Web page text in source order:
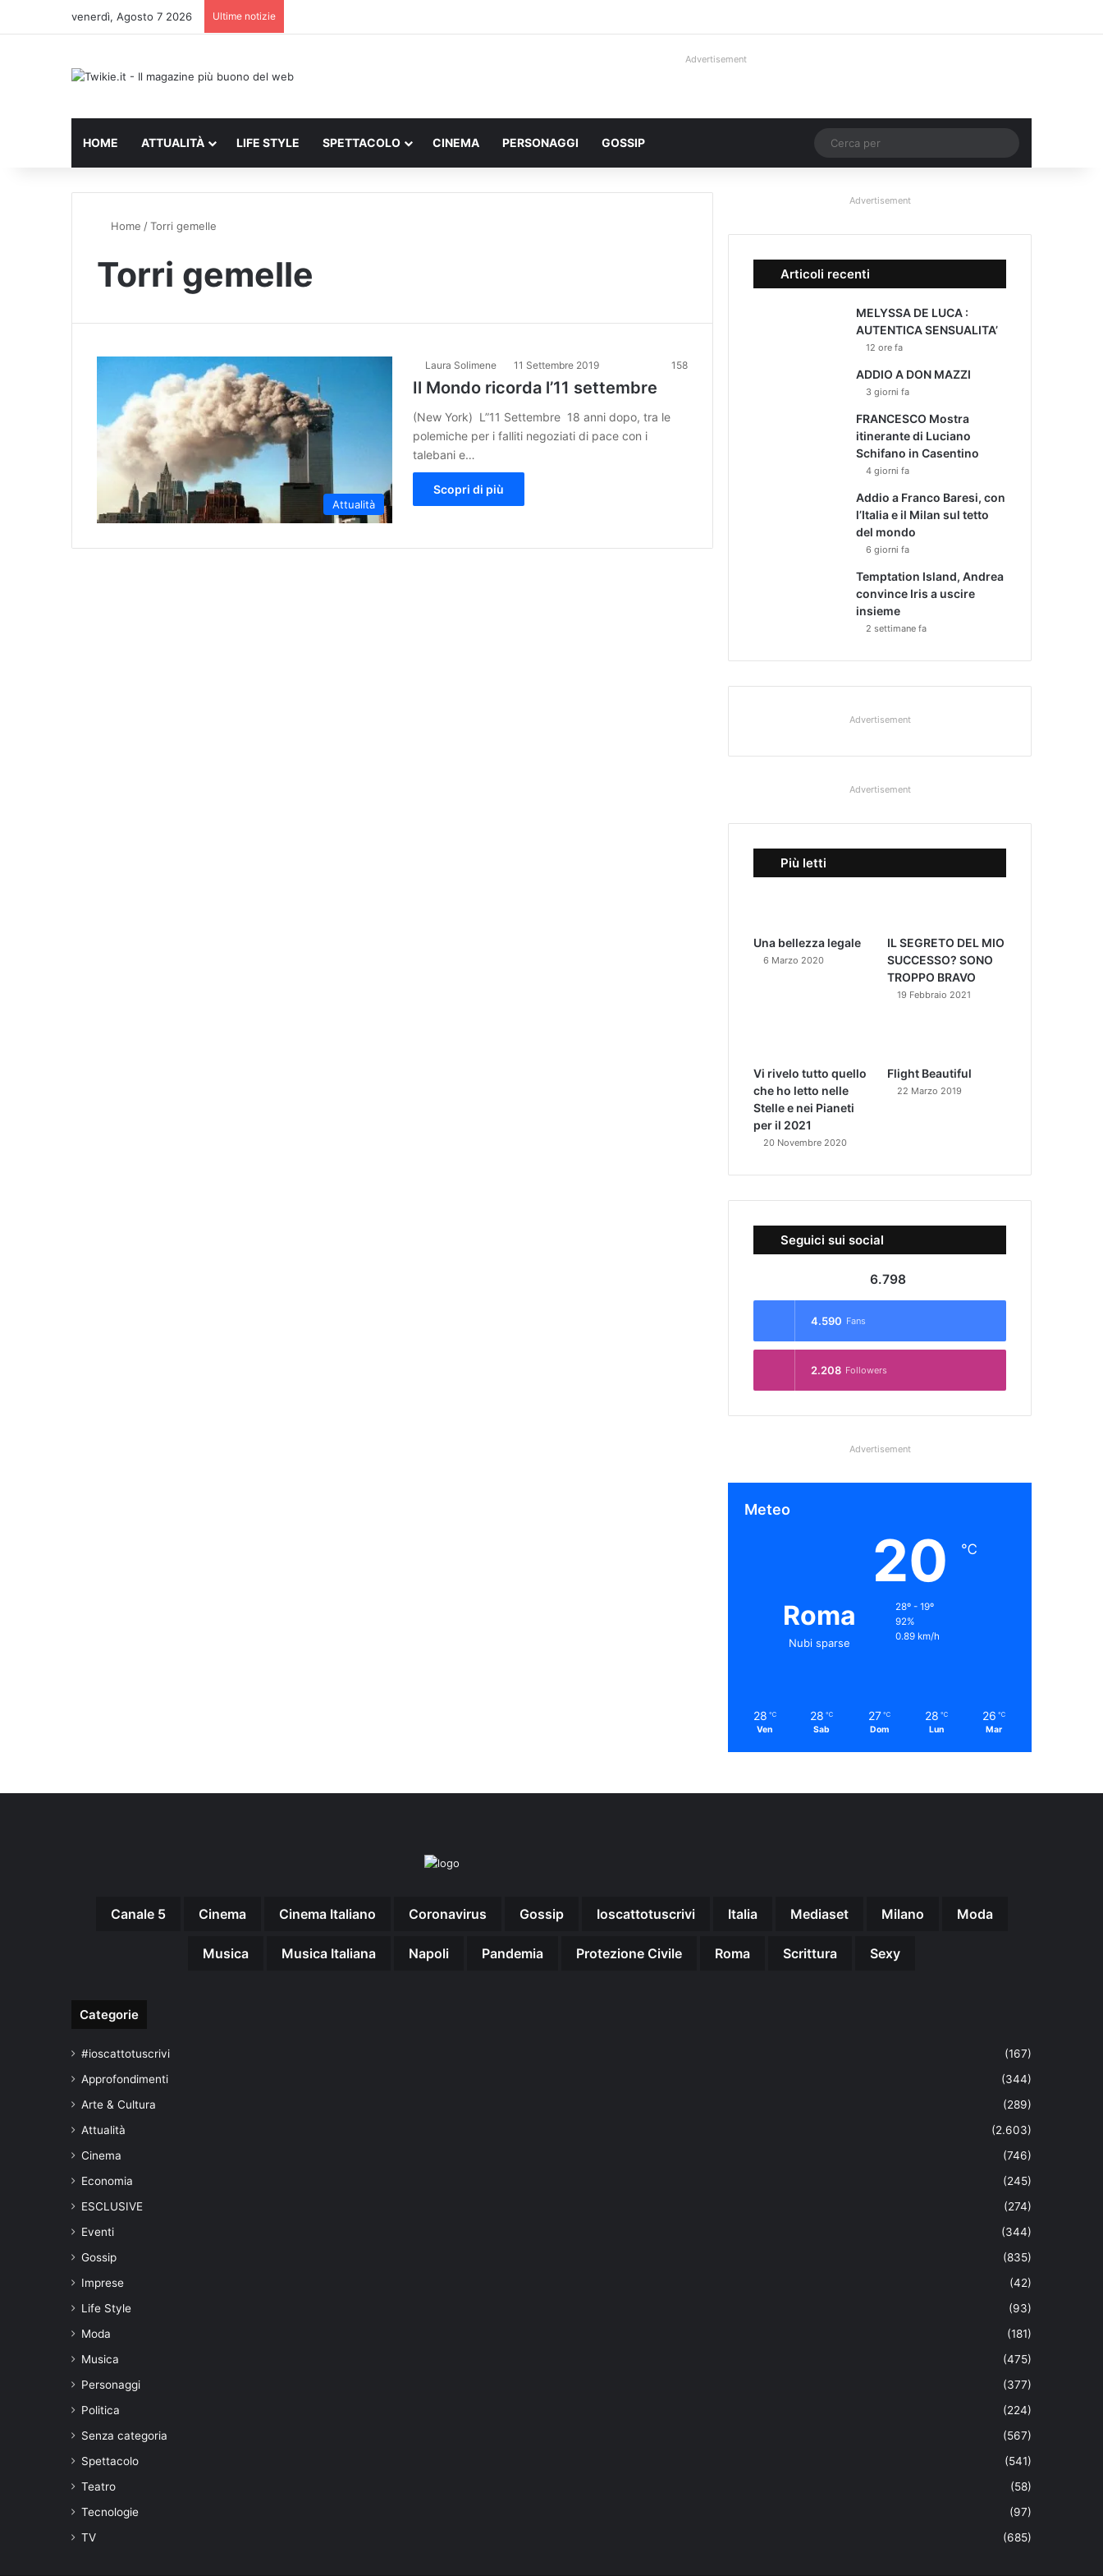
venerdì, Agosto 7 2026 Ultime notizie
Advertisement
HOME ATTUALITÀ LIFE STYLE SPETTACOLO CINEMA PERSONAGGI GOSSIP Un articolo a caso
per
Home /Torri gemelle
Torri gemelle
Attualità
Laura Solimene 11 Settembre 2019 158
Il Mondo ricorda l’11 settembre
(New York) L”11 Settembre 18 anni dopo, tra le
polemiche per i falliti negoziati di pace con i
talebani e…
Scopri di più
Advertisement
Articoli recenti
MELYSSA DE LUCA :
AUTENTICA SENSUALITA’
12 ore fa
ADDIO A DON MAZZI
3 giorni fa
FRANCESCO Mostra
itinerante di Luciano
Schifano in Casentino
4 giorni fa
Addio a Franco Baresi, con
l’Italia e il Milan sul tetto
del mondo
6 giorni fa
Temptation Island, Andrea
convince Iris a uscire
insieme
2 settimane fa
Advertisement
Advertisement
Più letti
Una bellezza legale
6 Marzo 2020
IL SEGRETO DEL MIO
SUCCESSO? SONO
TROPPO BRAVO
19 Febbraio 2021
Vi rivelo tutto quello
che ho letto nelle
Stelle e nei Pianeti
per il 2021
20 Novembre 2020
Flight Beautiful
22 Marzo 2019
Seguici sui social
6.798
4.590 Fans
2.208 Followers
Advertisement
Meteo
Roma
Nubi sparse
20 ℃
28º - 19º
92%
0.89 km/h
28 ℃
Ven
28 ℃
Sab
27 ℃
Dom
28 ℃
Lun
26 ℃
Mar
Canale 5 Cinema Cinema Italiano Coronavirus Gossip Ioscattotuscrivi Italia Mediaset Milano Moda
Musica Musica Italiana Napoli Pandemia Protezione Civile Roma Scrittura Sexy
Categorie
#ioscattotuscrivi
(167)
Approfondimenti
(344)
Arte & Cultura
(289)
Attualità
(2.603)
Cinema
(746)
Economia
(245)
ESCLUSIVE
(274)
Eventi
(344)
Gossip
(835)
Imprese
(42)
Life Style
(93)
Moda
(181)
Musica
(475)
Personaggi
(377)
Politica
(224)
Senza categoria
(567)
Spettacolo
(541)
Teatro
(58)
Tecnologie
(97)
TV
(685)